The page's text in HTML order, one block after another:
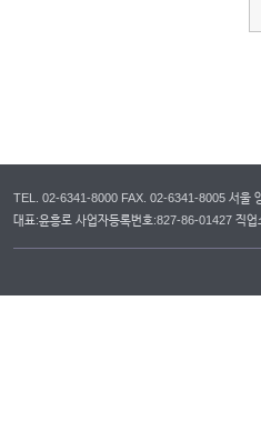
TEL. 02-6341-8000 FAX. 02-6341-8005 서울
대표:윤흥로 사업자등록번호:827-86-01427 직